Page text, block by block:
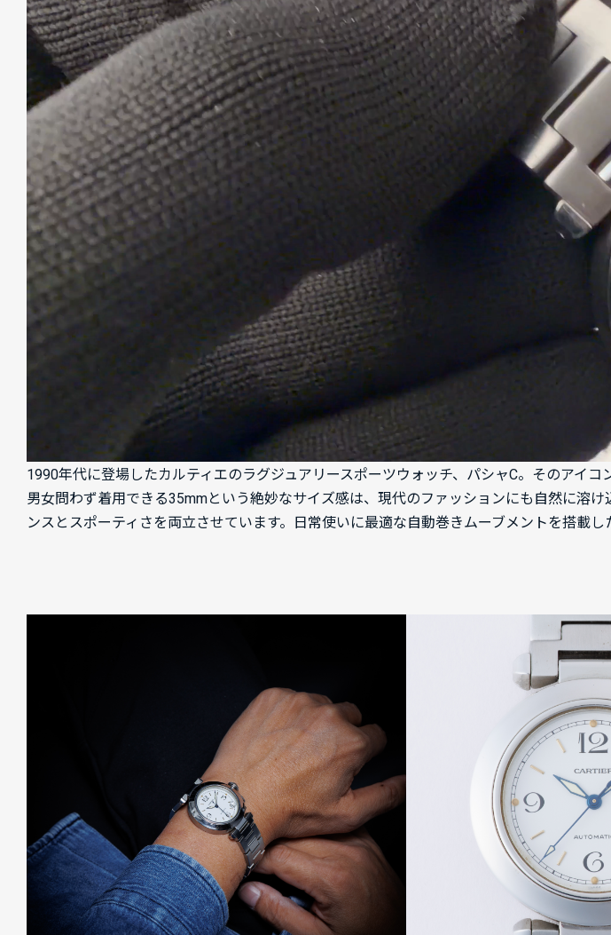
1990年代に登場したカルティエのラグジュアリースポーツウォッチ、パシャC。そのアイ
男女問わず着用できる35mmという絶妙なサイズ感は、現代のファッションにも自然に溶
ンスとスポーティさを両立させています。日常使いに最適な自動巻きムーブメントを搭載し